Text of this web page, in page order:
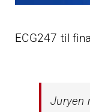
ECG247 til
Juryen